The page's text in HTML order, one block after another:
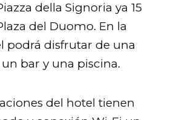
della Signoria ya 15
del Duomo. En la
podrá disfrutar de una
bar y una piscina.
del hotel tienen